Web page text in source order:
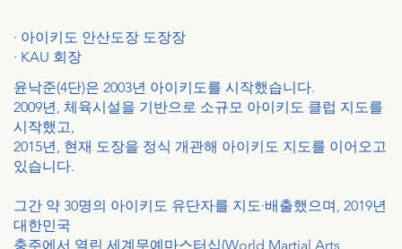
· 아이키도 안산도장 도장장
· KAU 회장
윤낙준(4단)은 2003년 아이키도를 시작했습니다.
2009년, 체육시설을 기반으로 소규모 아이키도 클럽 지도를
시작했고,
2015년, 현재 도장을 정식 개관해 아이키도 지도를 이어오고
있습니다.
그간 약 30명의 아이키도 유단자를 지도·배출했으며, 2019년
대한민국
충주에서 열린 세계무예마스터십(World Martial Arts